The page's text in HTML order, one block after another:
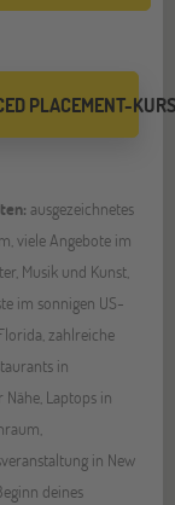
PLACEMENT-
ausgezeichnetes
viele Angebote im
Musik und Kunst,
im sonnigen US-
zahlreiche
in
Laptops in
in New
deines